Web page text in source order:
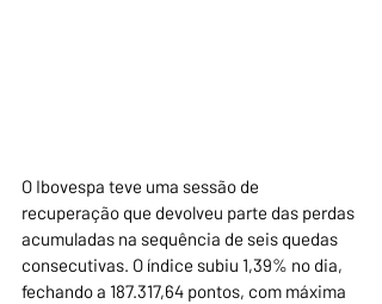
O Ibovespa teve uma sessão de
recuperação que devolveu parte das perdas
acumuladas na sequência de seis quedas
consecutivas. O índice subiu 1,39% no dia,
fechando a 187.317,64 pontos, com máxima